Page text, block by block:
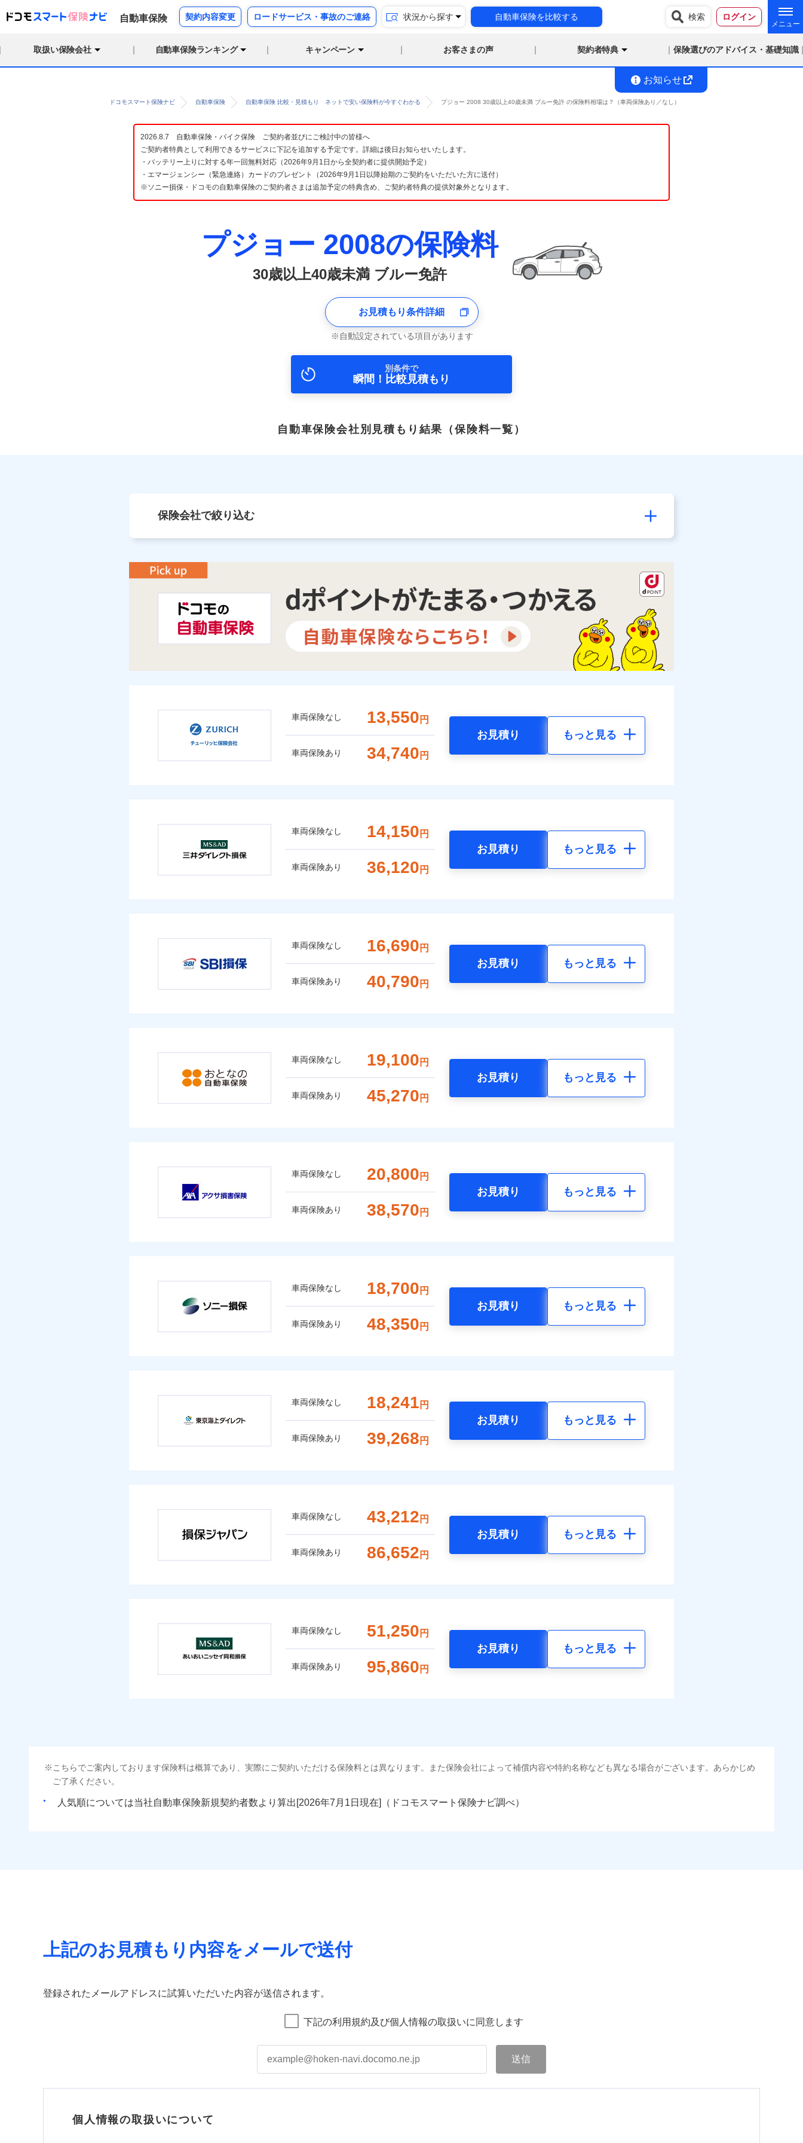
自動車保険 契約内容変更 ロードサービス・事故のご連絡 状況から探す 自動車保険を比較する 検索 ログイン
取扱い保険会社 自動車保険ランキング キャンペーン お客さまの声 契約者特典 保険選びのアドバイス・基礎知識
お知らせ
ドコモスマート保険ナビ 自動車保険 自動車保険 比較・見積もり ネットで安い保険料が今すぐわかる プジョー 2008 30歳以上40歳未満 ブルー免許 の保険料相場は？（車両保険あり／なし）
2026.8.7 自動車保険・バイク保険 ご契約者並びにご検討中の皆様へ
ご契約者特典として利用できるサービスに下記を追加する予定です。詳細は後日お知らせいたします。
・バッテリー上りに対する年一回無料対応（2026年9月1日から全契約者に提供開始予定）
・エマージェンシー（緊急連絡）カードのプレゼント（2026年9月1日以降始期のご契約をいただいた方に送付）
※ソニー損保・ドコモの自動車保険のご契約者さまは追加予定の特典含め、ご契約者特典の提供対象外となります。
プジョー 2008の保険料
30歳以上40歳未満 ブルー免許
お見積もり条件詳細
自動設定されている項目があります
別条件で
瞬間！比較見積もり
自動車保険会社別見積もり結果 （保険料一覧）
保険会社で絞り込む
車両保険なし 13,550 円
車両保険あり 34,740 円
お見積り もっと見る
車両保険なし 14,150 円
車両保険あり 36,120 円
お見積り もっと見る
車両保険なし 16,690 円
車両保険あり 40,790 円
お見積り もっと見る
車両保険なし 19,100 円
車両保険あり 45,270 円
お見積り もっと見る
車両保険なし 20,800 円
車両保険あり 38,570 円
お見積り もっと見る
車両保険なし 18,700 円
車両保険あり 48,350 円
お見積り もっと見る
車両保険なし 18,241 円
車両保険あり 39,268 円
お見積り もっと見る
車両保険なし 43,212 円
車両保険あり 86,652 円
お見積り もっと見る
車両保険なし 51,250 円
車両保険あり 95,860 円
お見積り もっと見る
こちらでご案内しております保険料は概算であり、実際にご契約いただける保険料とは異なります。また保険会社によって補償内容や特約名称なども異なる場合がございます。あらかじめ
ご了承ください。
人気順については当社 新規契約者数より算出[ 年 月 日現在]（ドコモスマート保険ナビ調べ）
上記のお見積もり内容をメールで送付
登録されたメールアドレスに試算いただいた内容が送信されます。
下記の利用規約及び個人情報の取扱いに同意します
個人情報の取扱いについて